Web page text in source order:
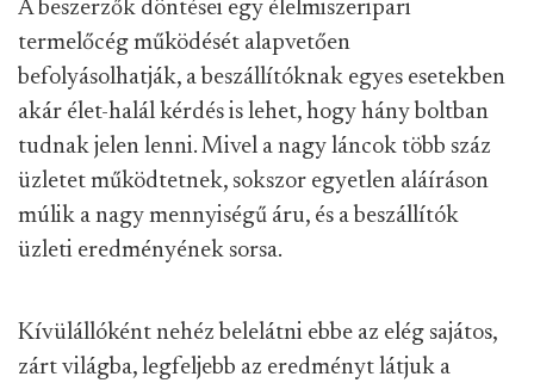
A beszerzők döntései egy élelmiszeripari
termelőcég működését alapvetően
befolyásolhatják, a beszállítóknak egyes esetekben
akár élet-halál kérdés is lehet, hogy hány boltban
tudnak jelen lenni. Mivel a nagy láncok több száz
üzletet működtetnek, sokszor egyetlen aláíráson
múlik a nagy mennyiségű áru, és a beszállítók
üzleti eredményének sorsa.
Kívülállóként nehéz belelátni ebbe az elég sajátos,
zárt világba, legfeljebb az eredményt látjuk a